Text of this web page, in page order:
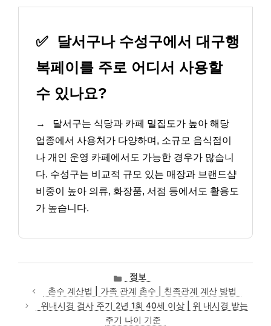
✅
달서구나 수성구에서 대구행
복페이를 주로 어디서 사용할
수 있나요?
→
달서구는 식당과 카페 밀집도가 높아 해당
업종에서 사용처가 다양하며, 소규모 음식점이
나 개인 운영 카페에서도 가능한 경우가 많습니
다. 수성구는 비교적 규모 있는 매장과 브랜드샵
비중이 높아 의류, 화장품, 서점 등에서도 활용도
가 높습니다.
카
테
고
리
정보
촌수 계산법 | 가족 관계 촌수 | 친족관계 계산 방법
위내시경 검사 주기 2년 1회 40세 이상 | 위 내시경 받는
주기 나이 기준